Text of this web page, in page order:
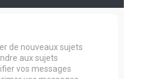
de nouveaux sujets
aux sujets
vos messages